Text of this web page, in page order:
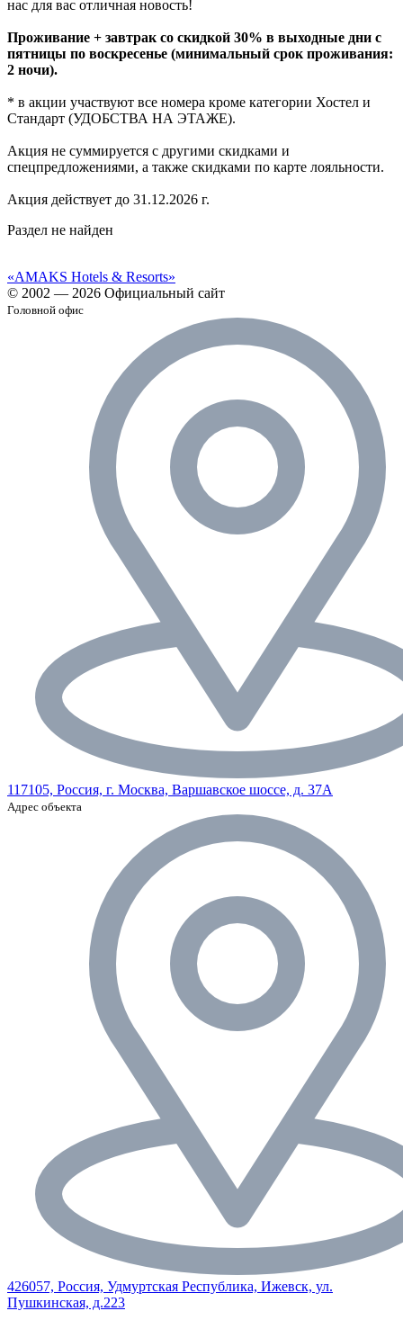
нас для вас отличная новость!
Проживание + завтрак со скидкой 30% в выходные дни с
пятницы по воскресенье (минимальный срок проживания:
2 ночи).
* в акции участвуют все номера кроме категории Хостел и
Стандарт (УДОБСТВА НА ЭТАЖЕ).
Акция не суммируется с другими скидками и
спецпредложениями, а также скидками по карте лояльности.
Акция действует до 31.12.2026 г.
Раздел не найден
«AMAKS Hotels & Resorts»
© 2002 — 2026 Официальный сайт
Головной офис
117105, Россия, г. Москва, Варшавское шоссе, д. 37А
Адрес объекта
426057, Россия, Удмуртская Республика, Ижевск, ул.
Пушкинская, д.223